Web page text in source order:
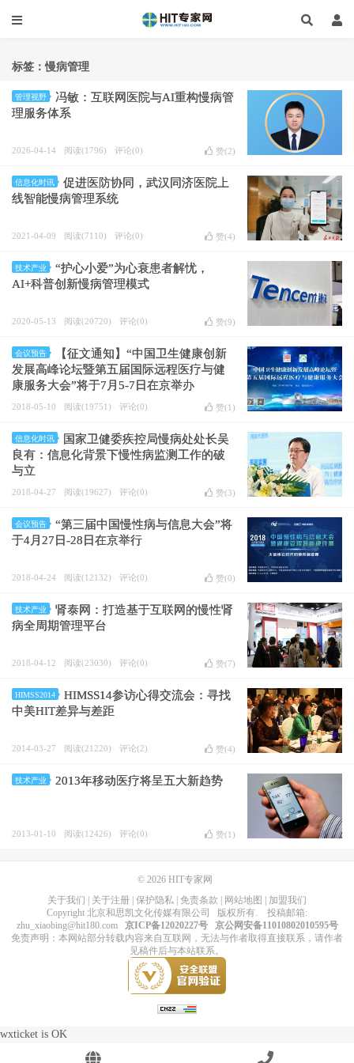
标签：慢病管理
管理视野
冯敏：互联网医院与AI重构慢病管
理服务体系
2026-04-14 阅读(1796) 评论(0) 赞(2)
信息化时讯
促进医防协同，武汉同济医院上
线智能慢病管理系统
2021-04-09 阅读(7110) 评论(0) 赞(4)
技术产业
“护心小爱”为心衰患者解忧，
AI+科普创新慢病管理模式
2020-05-13 阅读(20720) 评论(0) 赞(9)
会议预告
【征文通知】“中国卫生健康创新
发展高峰论坛暨第五届国际远程医疗与健
康服务大会”将于7月5-7日在京举办
2018-05-10 阅读(19751) 评论(0) 赞(1 )
信息化时讯
国家卫健委疾控局慢病处处长吴
良有：信息化背景下慢性病监测工作的破
与立
2018-04-27 阅读(19627) 评论(0) 赞(3)
会议预告
“第三届中国慢性病与信息大会”将
于4月27日-28日在京举行
2018-04-24 阅读(12132) 评论(0) 赞(0)
技术产业
肾泰网：打造基于互联网的慢性肾
病全周期管理平台
2018-04-12 阅读(23030) 评论(0) 赞(7)
HIMSS2014
HIMSS14参访心得交流会：寻找
中美HIT差异与差距
2014-03-27 阅读(21220) 评论(2) 赞(4)
技术产业 2013年移动医疗将呈五大新趋势
2013-01-10 阅读(12426) 评论(0) 赞(1 )
© 2026 HIT专家网
关于我们
关于注册 保护隐私 免责条款 网站地图
加盟我们
Copyright 北京和思凯文化传媒有限公司 版权所有. 投稿邮箱:
zhu_xiaobing@hit180.com
京ICP备12020227号
京公网安备11010802010595号
免责声明：本网站部分转载内容来自互联网，无法与作者取得直接联系，请作者
见稿件后与本站联系。
wxticket is OK